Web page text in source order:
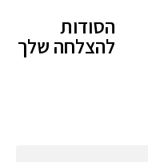
הסודות
להצלחה שלך